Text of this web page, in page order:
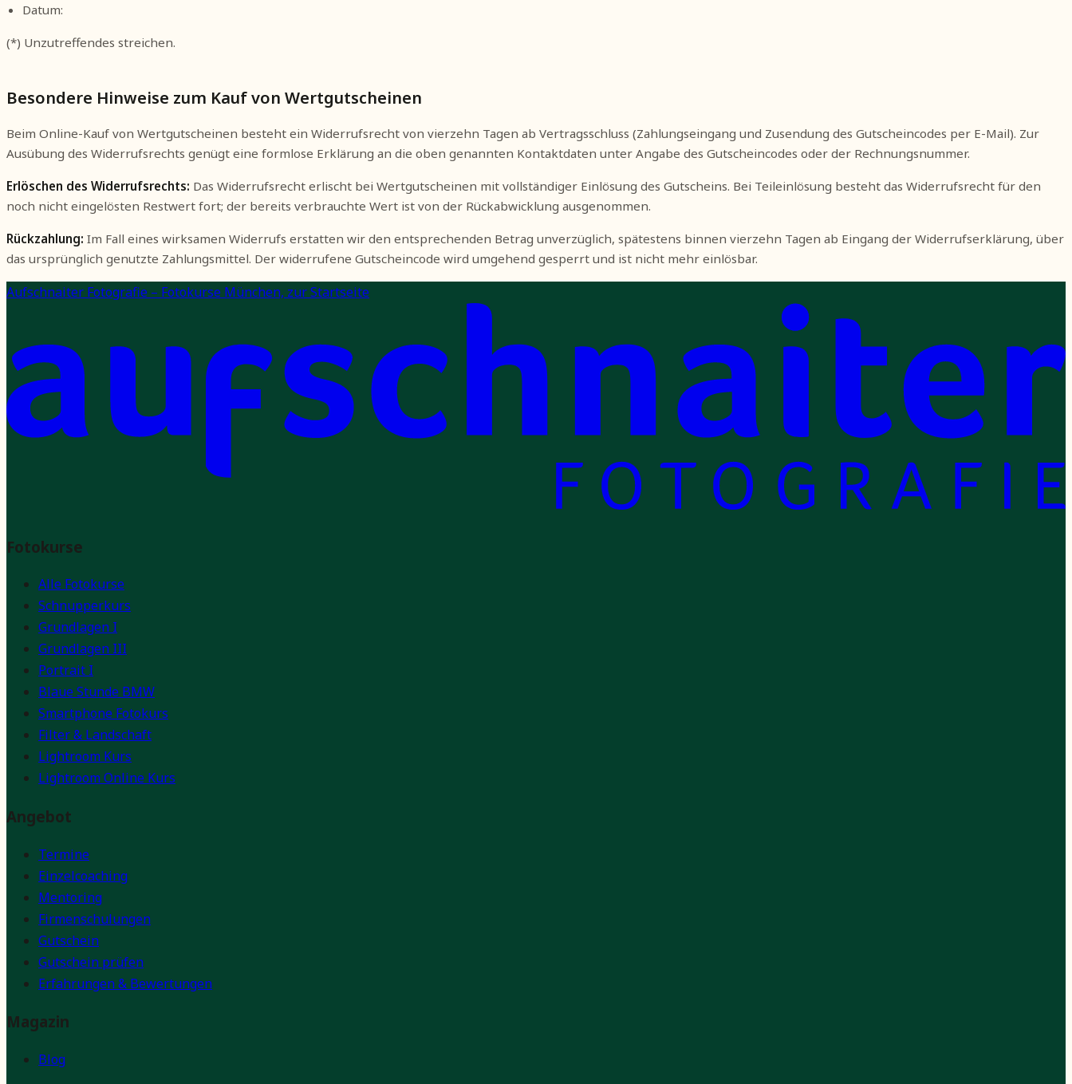
Datum:
(*) Unzutreffendes streichen.
Besondere Hinweise zum Kauf von Wertgutscheinen
Beim Online-Kauf von Wertgutscheinen besteht ein Widerrufsrecht von vierzehn Tagen ab Vertragsschluss (Zahlungseingang und Zusendung des Gutscheincodes per E-Mail). Zur
Ausübung des Widerrufsrechts genügt eine formlose Erklärung an die oben genannten Kontaktdaten unter Angabe des Gutscheincodes oder der Rechnungsnummer.
Erlöschen des Widerrufsrechts: Das Widerrufsrecht erlischt bei Wertgutscheinen mit vollständiger Einlösung des Gutscheins. Bei Teileinlösung besteht das Widerrufsrecht für den
noch nicht eingelösten Restwert fort; der bereits verbrauchte Wert ist von der Rückabwicklung ausgenommen.
Rückzahlung: Im Fall eines wirksamen Widerrufs erstatten wir den entsprechenden Betrag unverzüglich, spätestens binnen vierzehn Tagen ab Eingang der Widerrufserklärung, über
das ursprünglich genutzte Zahlungsmittel. Der widerrufene Gutscheincode wird umgehend gesperrt und ist nicht mehr einlösbar.
Aufschnaiter Fotografie – Fotokurse München, zur Startseite
Fotokurse
Alle Fotokurse
Schnupperkurs
Grundlagen I
Grundlagen III
Portrait I
Blaue Stunde BMW
Smartphone Fotokurs
Filter & Landschaft
Lightroom Kurs
Lightroom Online Kurs
Angebot
Termine
Einzelcoaching
Mentoring
Firmenschulungen
Gutschein
Gutschein prüfen
Erfahrungen & Bewertungen
Magazin
Blog